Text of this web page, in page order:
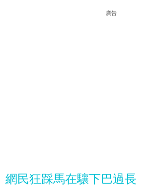
廣告
網民狂踩馬在驤下巴過長